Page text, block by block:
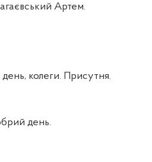
Артем.
колеги. Присутня.
день.